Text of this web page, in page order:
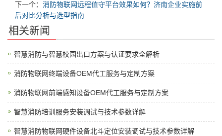
下一个： 消防物联网远程值守平台效果如何？济南企业实施前
后对比分析与选型指南
相关新闻
智慧消防与智慧校园出口方案与认证要求全解析
消防物联网终端设备OEM代工服务与定制方案
消防物联网前端感知设备OEM代工服务与定制方案
智慧消防培训服务安装调试与技术参数详解
智慧消防物联网硬件设备北斗定位安装调试与技术参数详解